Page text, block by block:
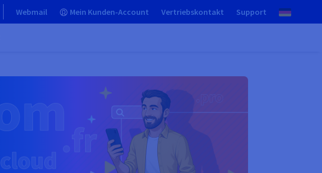
Webmail Mein Kunden-Account Vertriebskontakt Support